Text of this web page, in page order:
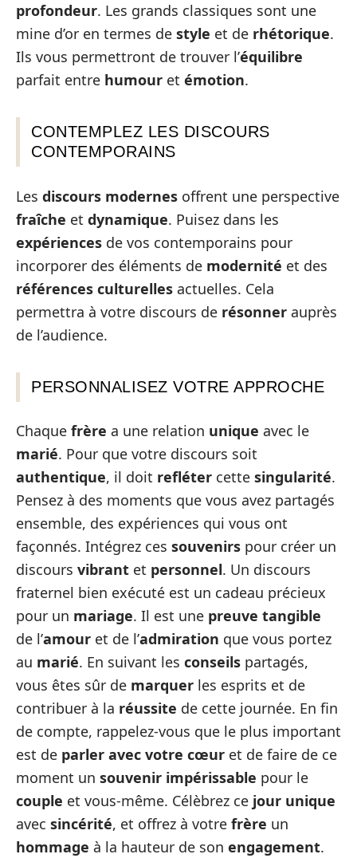
profondeur. Les grands classiques sont une
mine d’or en termes de style et de rhétorique.
Ils vous permettront de trouver l’équilibre
parfait entre humour et émotion.
CONTEMPLEZ LES DISCOURS
CONTEMPORAINS
Les discours modernes offrent une perspective
fraîche et dynamique. Puisez dans les
expériences de vos contemporains pour
incorporer des éléments de modernité et des
références culturelles actuelles. Cela
permettra à votre discours de résonner auprès
de l’audience.
PERSONNALISEZ VOTRE APPROCHE
Chaque frère a une relation unique avec le
marié. Pour que votre discours soit
authentique, il doit refléter cette singularité.
Pensez à des moments que vous avez partagés
ensemble, des expériences qui vous ont
façonnés. Intégrez ces souvenirs pour créer un
discours vibrant et personnel. Un discours
fraternel bien exécuté est un cadeau précieux
pour un mariage. Il est une preuve tangible
de l’amour et de l’admiration que vous portez
au marié. En suivant les conseils partagés,
vous êtes sûr de marquer les esprits et de
contribuer à la réussite de cette journée. En fin
de compte, rappelez-vous que le plus important
est de parler avec votre cœur et de faire de ce
moment un souvenir impérissable pour le
couple et vous-même. Célèbrez ce jour unique
avec sincérité, et offrez à votre frère un
hommage à la hauteur de son engagement.